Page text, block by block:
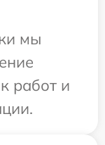
мы
работ и